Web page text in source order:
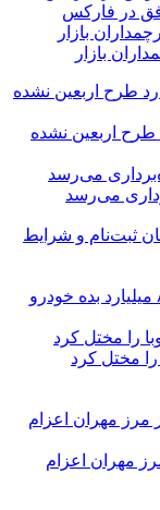
طرح اربعین نشده
می‌رسد
ثبت‌نام و شرایط
کاسبی خارج‌نشین‌ها با سهمیه اقامت / ۸ میلیارد بده خودرو
مختل کرد
مرز مهران اعزام